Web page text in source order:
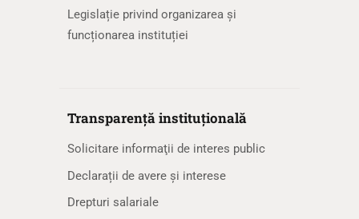
Legislație privind organizarea și
funcționarea instituției
Transparență instituțională
Solicitare informaţii de interes public
Declarații de avere și interese
Drepturi salariale